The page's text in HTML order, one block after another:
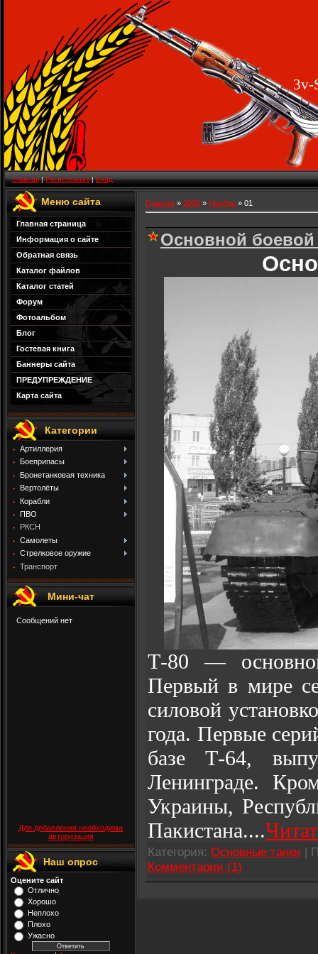
3v-
Главная|Регистрация|Вход
Меню сайта
Главная страница
Информация о сайте
Обратная связь
Каталог файлов
Каталог статей
Форум
Фотоальбом
Блог
Гостевая книга
Баннеры сайта
ПРЕДУПРЕЖДЕНИЕ
Карта сайта
Категории
Артиллерия
Боеприпасы
Бронетанковая техника
Вертолёты
Корабли
ПВО
РКСН
Самолеты
Стрелковое оружие
Транспорт
Мини-чат
Для добавления необходима
авторизация
Наш опрос
Оцените сайт
Отлично
Хорошо
Неплохо
Плохо
Ужасно
Главная » 2009 » Ноябрь » 01
Основной боевой
Т-80 —
Первый в мире
силовой
года. Первые
базе Т-64,
Ленинграде.
Украины,
Пакистана....
Категория: Основные танки |
Комментарии (1)